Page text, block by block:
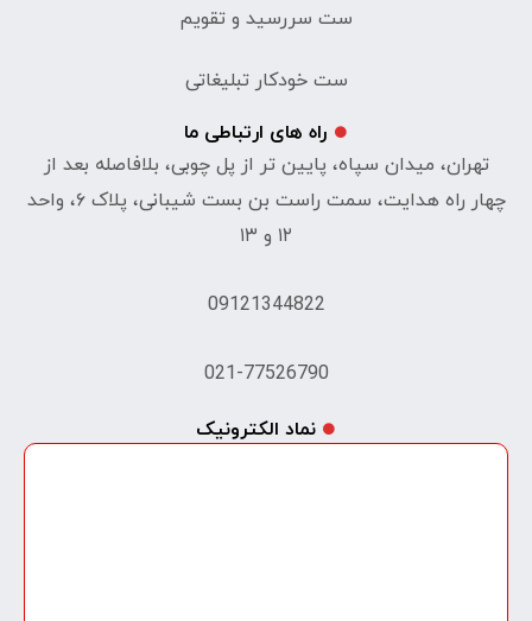
ست سررسید و تقویم
ست خودکار تبلیغاتی
راه های ارتباطی ما
تهران، میدان سپاه، پایین تر از پل چوبی، بلافاصله بعد از
چهار راه هدایت، سمت راست بن بست شیبانی، پلاک ۶، واحد
۱۲ و ۱۳
09121344822
021-77526790
نماد الکترونیک